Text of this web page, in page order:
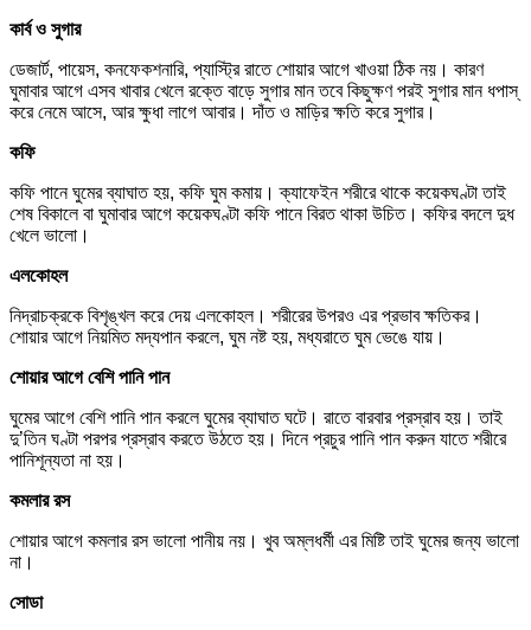
কার্ব ও সুগার
ডেজার্ট, পায়েস, কনফেকশনারি, প্যাস্ট্রি রাতে শোয়ার আগে খাওয়া ঠিক নয়। কারণ
ঘুমাবার আগে এসব খাবার খেলে রক্তে বাড়ে সুগার মান তবে কিছুক্ষণ পরই সুগার মান ধপাস্
করে নেমে আসে, আর ক্ষুধা লাগে আবার। দাঁত ও মাড়ির ক্ষতি করে সুগার।
কফি
কফি পানে ঘুমের ব্যাঘাত হয়, কফি ঘুম কমায়। ক্যাফেইন শরীরে থাকে কয়েকঘণ্টা তাই
শেষ বিকালে বা ঘুমাবার আগে কয়েকঘণ্টা কফি পানে বিরত থাকা উচিত। কফির বদলে দুধ
খেলে ভালো।
এলকোহল
নিদ্রাচক্রকে বিশৃঙ্খল করে দেয় এলকোহল। শরীরের উপরও এর প্রভাব ক্ষতিকর।
শোয়ার আগে নিয়মিত মদ্যপান করলে, ঘুম নষ্ট হয়, মধ্যরাতে ঘুম ভেঙে যায়।
শোয়ার আগে বেশি পানি পান
ঘুমের আগে বেশি পানি পান করলে ঘুমের ব্যাঘাত ঘটে। রাতে বারবার প্রস্রাব হয়। তাই
দু’তিন ঘণ্টা পরপর প্রস্রাব করতে উঠতে হয়। দিনে প্রচুর পানি পান করুন যাতে শরীরে
পানিশূন্যতা না হয়।
কমলার রস
শোয়ার আগে কমলার রস ভালো পানীয় নয়। খুব অম্লধর্মী এর মিষ্টি তাই ঘুমের জন্য ভালো
না।
সোডা